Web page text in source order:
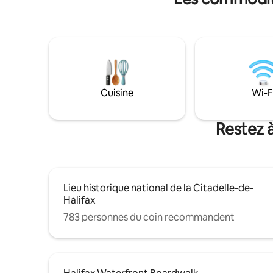
touristiques, des vues sur l'océan et des
chaque
Cuisine Wi-
Restez
Lieu historique national de la Citadelle-de-
Halifax
783 personnes du coin recommandent